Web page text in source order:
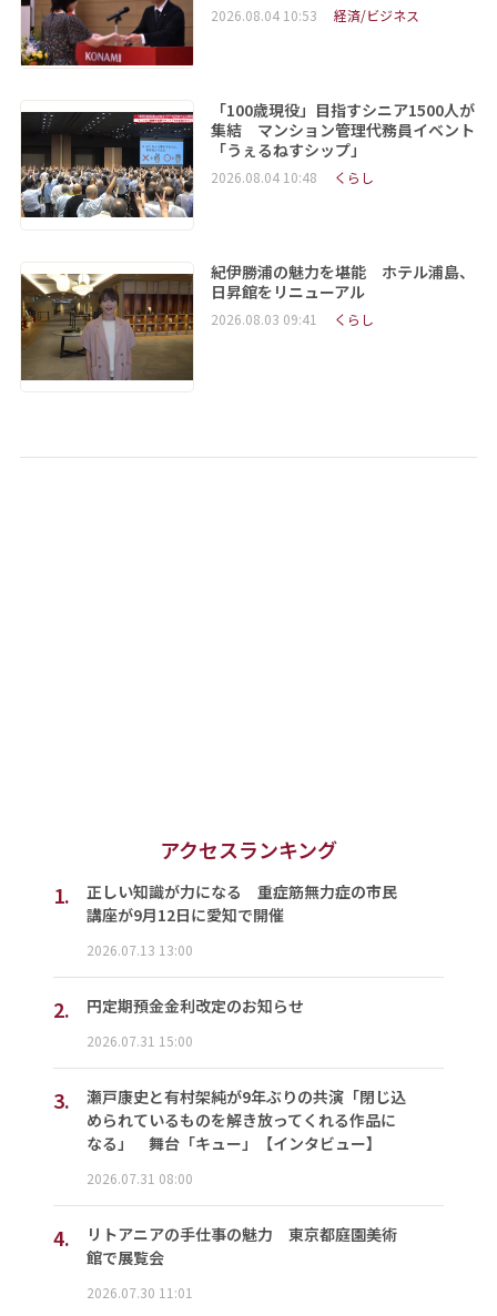
2026.08.04 10:53 経済/ビジネス
「100歳現役」目指すシニア1500人が
集結 マンション管理代務員イベント
「うぇるねすシップ」
2026.08.04 10:48 くらし
紀伊勝浦の魅力を堪能 ホテル浦島、
日昇館をリニューアル
2026.08.03 09:41 くらし
アクセスランキング
1.
正しい知識が力になる 重症筋無力症の市民
講座が9月12日に愛知で開催
2026.07.13 13:00
2. 円定期預金金利改定のお知らせ
2026.07.31 15:00
3.
瀬戸康史と有村架純が9年ぶりの共演「閉じ込
められているものを解き放ってくれる作品に
なる」 舞台「キュー」【インタビュー】
2026.07.31 08:00
4.
リトアニアの手仕事の魅力 東京都庭園美術
館で展覧会
2026.07.30 11:01